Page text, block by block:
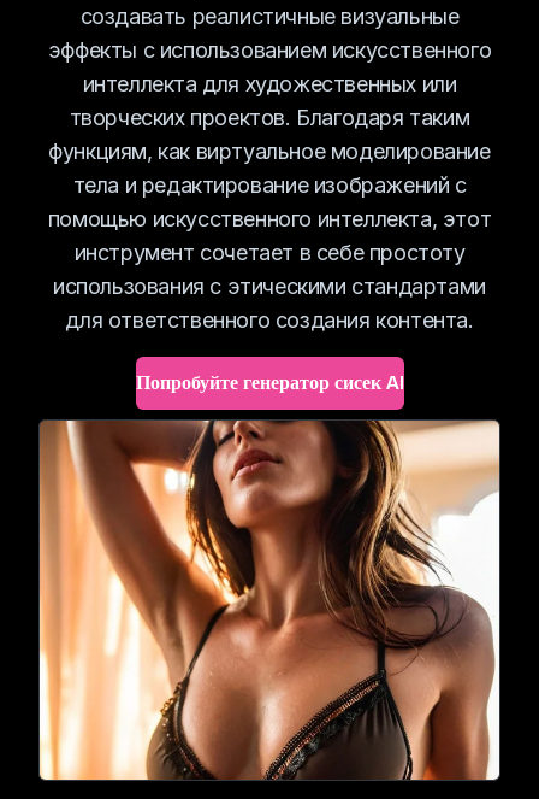
создавать реалистичные визуальные
эффекты с использованием искусственного
интеллекта для художественных или
творческих проектов. Благодаря таким
функциям, как виртуальное моделирование
тела и редактирование изображений с
помощью искусственного интеллекта, этот
инструмент сочетает в себе простоту
использования с этическими стандартами
для ответственного создания контента.
Попробуйте генератор сисек AI